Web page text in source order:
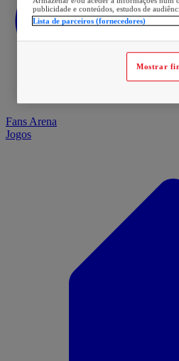
Fans Arena
Jogos
publicidade e conteúdos, estudos de
Lista de parceiros (fornecedores)
Mostrar